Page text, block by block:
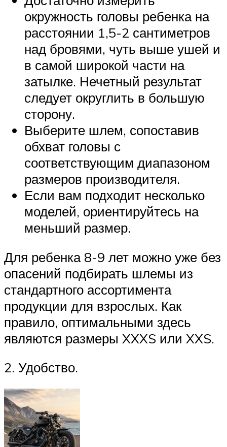
окружность головы ребенка на
расстоянии 1,5-2 сантиметров
над бровями, чуть выше ушей и
в самой широкой части на
затылке. Нечетный результат
следует округлить в большую
сторону.
Выберите шлем, сопоставив
обхват головы с
соответствующим диапазоном
размеров производителя.
Если вам подходит несколько
моделей, ориентируйтесь на
меньший размер.
Для ребенка 8-9 лет можно уже без
опасений подбирать шлемы из
стандартного ассортимента
продукции для взрослых. Как
правило, оптимальными здесь
являются размеры XXXS или XXS.
2. Удобство.